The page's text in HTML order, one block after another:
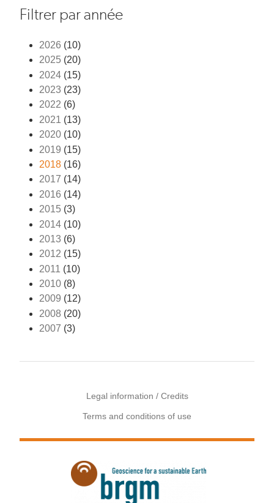
Filtrer par année
2026 (10)
2025 (20)
2024 (15)
2023 (23)
2022 (6)
2021 (13)
2020 (10)
2019 (15)
2018 (16)
2017 (14)
2016 (14)
2015 (3)
2014 (10)
2013 (6)
2012 (15)
2011 (10)
2010 (8)
2009 (12)
2008 (20)
2007 (3)
Pied
Legal information / Credits
Terms and conditions of use